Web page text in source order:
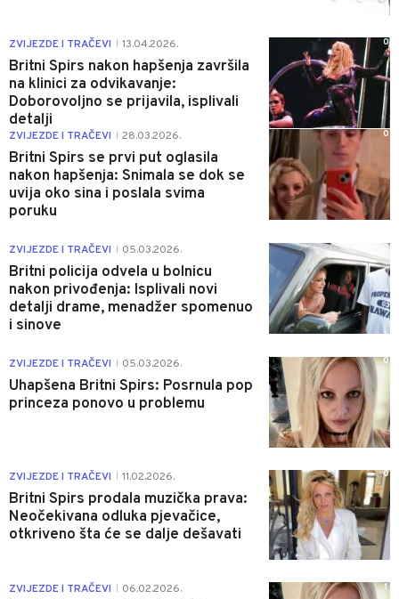
ZVIJEZDE I TRAČEVI 13.04.2026.
Britni Spirs nakon hapšenja završila
na klinici za odvikavanje:
Doborovoljno se prijavila, isplivali
detalji
0
ZVIJEZDE I TRAČEVI 28.03.2026.
Britni Spirs se prvi put oglasila
nakon hapšenja: Snimala se dok se
uvija oko sina i poslala svima
poruku
0
ZVIJEZDE I TRAČEVI 05.03.2026.
Britni policija odvela u bolnicu
nakon privođenja: Isplivali novi
detalji drame, menadžer spomenuo
i sinove
0
ZVIJEZDE I TRAČEVI 05.03.2026.
Uhapšena Britni Spirs: Posrnula pop
princeza ponovo u problemu
0
ZVIJEZDE I TRAČEVI 11.02.2026.
Britni Spirs prodala muzička prava:
Neočekivana odluka pjevačice,
otkriveno šta će se dalje dešavati
0
ZVIJEZDE I TRAČEVI 06.02.2026. 1